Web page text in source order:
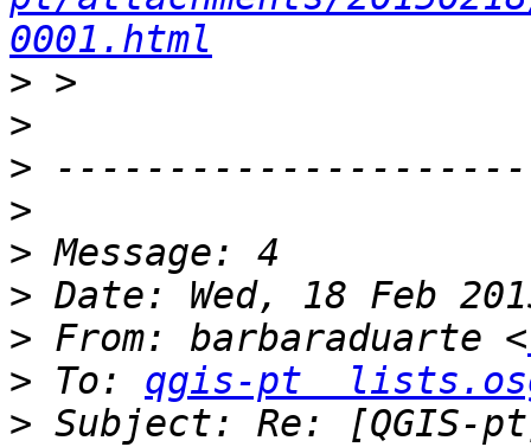
0001.html
>
>
>
>
>
>
> From: barbaraduarte <
> To: qgis-pt
> Subject: Re: [QGIS-